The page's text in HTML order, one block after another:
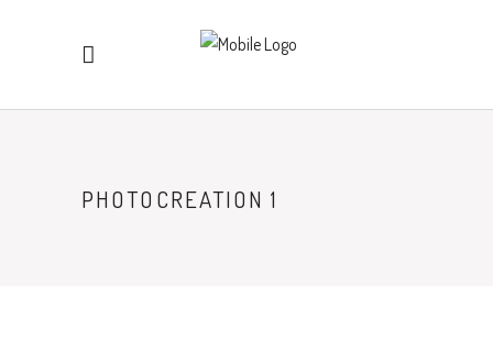
PHOTOCREATION 1